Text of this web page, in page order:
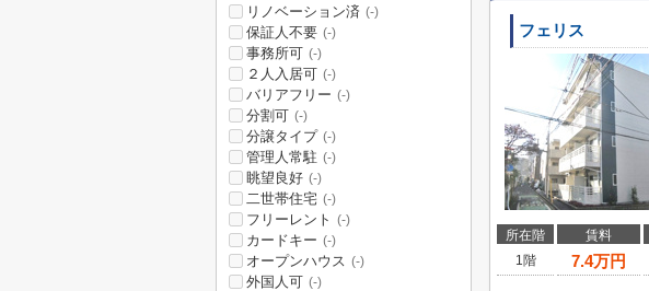
フェリス
所在階 賃料
1階
7.4万円
リノベーション済 (-)
保証人不要 (-)
事務所可 (-)
２人入居可 (-)
バリアフリー (-)
分割可 (-)
分譲タイプ (-)
管理人常駐 (-)
眺望良好 (-)
二世帯住宅 (-)
フリーレント (-)
カードキー (-)
オープンハウス (-)
外国人可 (-)